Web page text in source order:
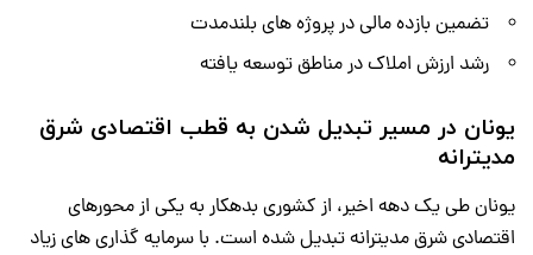
تضمین بازده مالی در پروژه های بلندمدت
رشد ارزش املاک در مناطق توسعه یافته
یونان در مسیر تبدیل شدن به قطب اقتصادی شرق
مدیترانه
یونان طی یک دهه اخیر، از کشوری بدهکار به یکی از محورهای
اقتصادی شرق مدیترانه تبدیل شده است. با سرمایه گذاری های زیاد